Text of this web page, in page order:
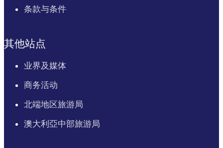
条款与条件
其他站点
业界及媒体
商务活动
北端地区旅游局
澳大利亞中部旅游局